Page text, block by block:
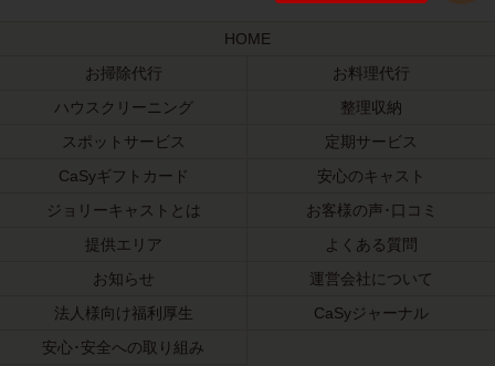
HOME
お掃除代行
お料理代行
ハウスクリーニング
整理収納
スポットサービス
定期サービス
CaSyギフトカード
安心のキャスト
ジョリーキャストとは
お客様の声･口コミ
提供エリア
よくある質問
お知らせ
運営会社について
法人様向け福利厚生
CaSyジャーナル
安心･安全への取り組み